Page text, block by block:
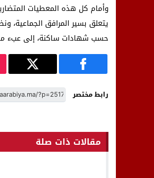
وأمام كل هذه المعطيات
يتعلق بسير المرافق الجماعية،
حسب شهادات ساكنة، إلى عبء
رابط مختصر
مقالات ذات صلة